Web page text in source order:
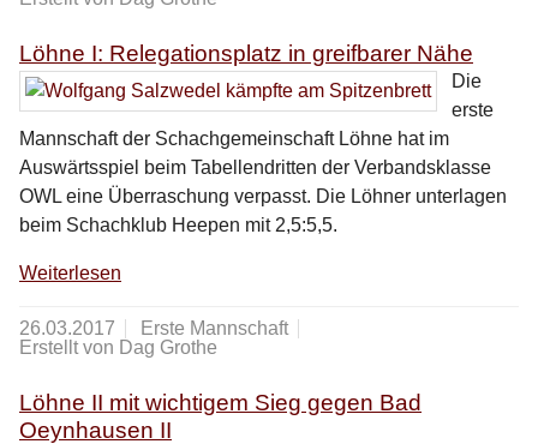
Löhne I: Relegationsplatz in greifbarer Nähe
Die
erste
Mannschaft der Schachgemeinschaft Löhne hat im
Auswärtsspiel beim Tabellendritten der Verbandsklasse
OWL eine Überraschung verpasst. Die Löhner unterlagen
beim Schachklub Heepen mit 2,5:5,5.
Weiterlesen
26.03.2017
Erste Mannschaft
Erstellt von Dag Grothe
Löhne II mit wichtigem Sieg gegen Bad
Oeynhausen II